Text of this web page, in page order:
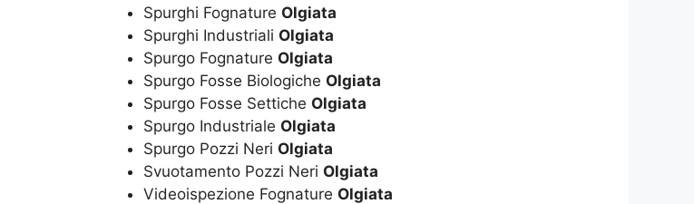
Spurghi Fognature Olgiata
Spurghi Industriali Olgiata
Spurgo Fognature Olgiata
Spurgo Fosse Biologiche Olgiata
Spurgo Fosse Settiche Olgiata
Spurgo Industriale Olgiata
Spurgo Pozzi Neri Olgiata
Svuotamento Pozzi Neri Olgiata
Videoispezione Fognature Olgiata